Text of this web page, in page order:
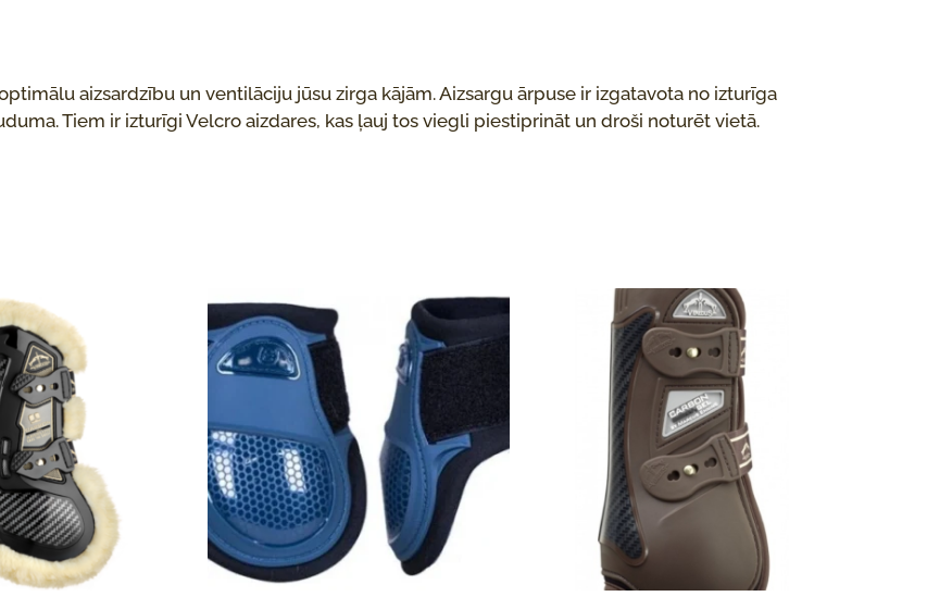
aizsardzību un ventilāciju jūsu zirga kājām. Aizsargu ārpuse ir izgatavota no izturīga
Tiem ir izturīgi Velcro aizdares, kas ļauj tos viegli piestiprināt un droši noturēt vietā.